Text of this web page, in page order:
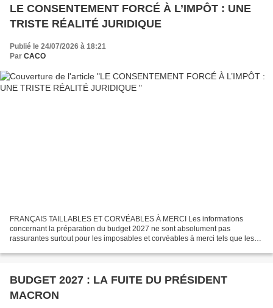
LE CONSENTEMENT FORCÉ À L’IMPÔT : UNE
TRISTE RÉALITÉ JURIDIQUE
Publié le 24/07/2026 à 18:21
Par CACO
FRANÇAIS TAILLABLES ET CORVÉABLES À MERCI Les informations
concernant la préparation du budget 2027 ne sont absolument pas
rassurantes surtout pour les imposables et corvéables à merci tels que les
BUDGET 2027 : LA FUITE DU PRÉSIDENT
MACRON